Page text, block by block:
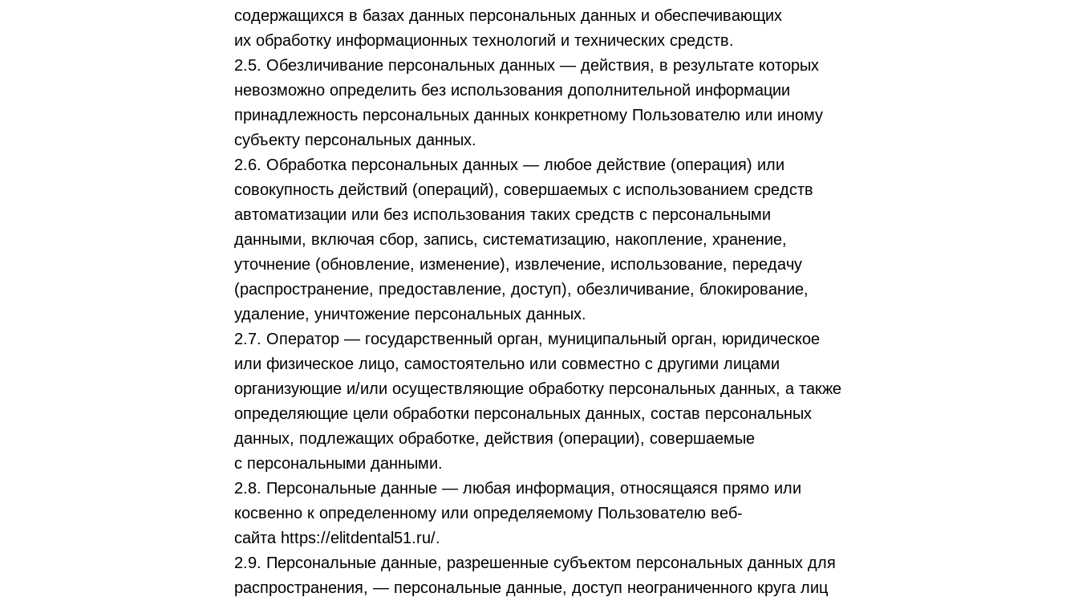
содержащихся в базах данных персональных данных и обеспечивающих
их обработку информационных технологий и технических средств.
2.5. Обезличивание персональных данных — действия, в результате которых
невозможно определить без использования дополнительной информации
принадлежность персональных данных конкретному Пользователю или иному
субъекту персональных данных.
2.6. Обработка персональных данных — любое действие (операция) или
совокупность действий (операций), совершаемых с использованием средств
автоматизации или без использования таких средств с персональными
данными, включая сбор, запись, систематизацию, накопление, хранение,
уточнение (обновление, изменение), извлечение, использование, передачу
(распространение, предоставление, доступ), обезличивание, блокирование,
удаление, уничтожение персональных данных.
2.7. Оператор — государственный орган, муниципальный орган, юридическое
или физическое лицо, самостоятельно или совместно с другими лицами
организующие и/или осуществляющие обработку персональных данных, а также
определяющие цели обработки персональных данных, состав персональных
данных, подлежащих обработке, действия (операции), совершаемые
с персональными данными.
2.8. Персональные данные — любая информация, относящаяся прямо или
косвенно к определенному или определяемому Пользователю веб-
сайта https://elitdental51.ru/.
2.9. Персональные данные, разрешенные субъектом персональных данных для
распространения, — персональные данные, доступ неограниченного круга лиц